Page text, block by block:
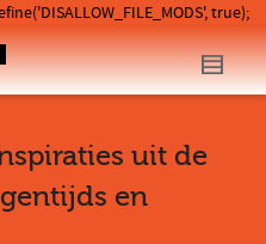
true);
uit de
en